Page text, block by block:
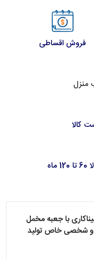
فروش اقساطی
منزل
گلدان 16 و بشقاب20 میناکاری با جعبه مخمل
و شخصی خاص تولید